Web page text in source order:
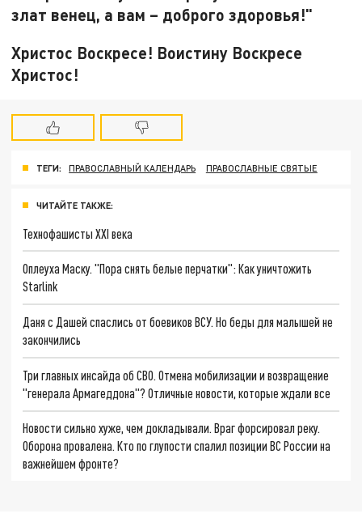
злат венец, а вам – доброго здоровья!"
Христос Воскресе! Воистину Воскресе
Христос!
ТЕГИ: ПРАВОСЛАВНЫЙ КАЛЕНДАРЬ ПРАВОСЛАВНЫЕ СВЯТЫЕ
ЧИТАЙТЕ ТАКЖЕ:
Технофашисты XXI века
Оплеуха Маску. "Пора снять белые перчатки": Как уничтожить
Starlink
Даня с Дашей спаслись от боевиков ВСУ. Но беды для малышей не
закончились
Три главных инсайда об СВО. Отмена мобилизации и возвращение
"генерала Армагеддона"? Отличные новости, которые ждали все
Новости сильно хуже, чем докладывали. Враг форсировал реку.
Оборона провалена. Кто по глупости спалил позиции ВС России на
важнейшем фронте?